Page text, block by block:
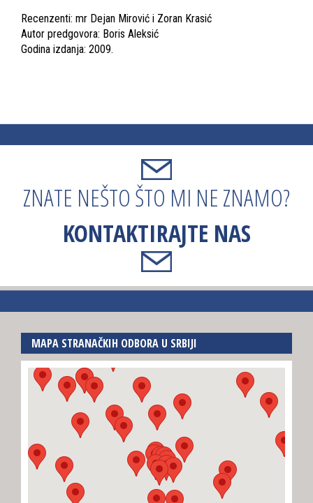
Recenzenti: mr Dejan Mirović i Zoran Krasić
Autor predgovora: Boris Aleksić
Godina izdanja: 2009.
ZNATE NEŠTO ŠTO MI NE ZNAMO?
KONTAKTIRAJTE NAS
MAPA STRANAČKIH ODBORA U SRBIJI